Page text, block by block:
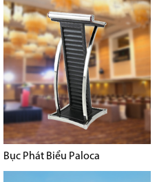
Bục Phát Biểu Paloca